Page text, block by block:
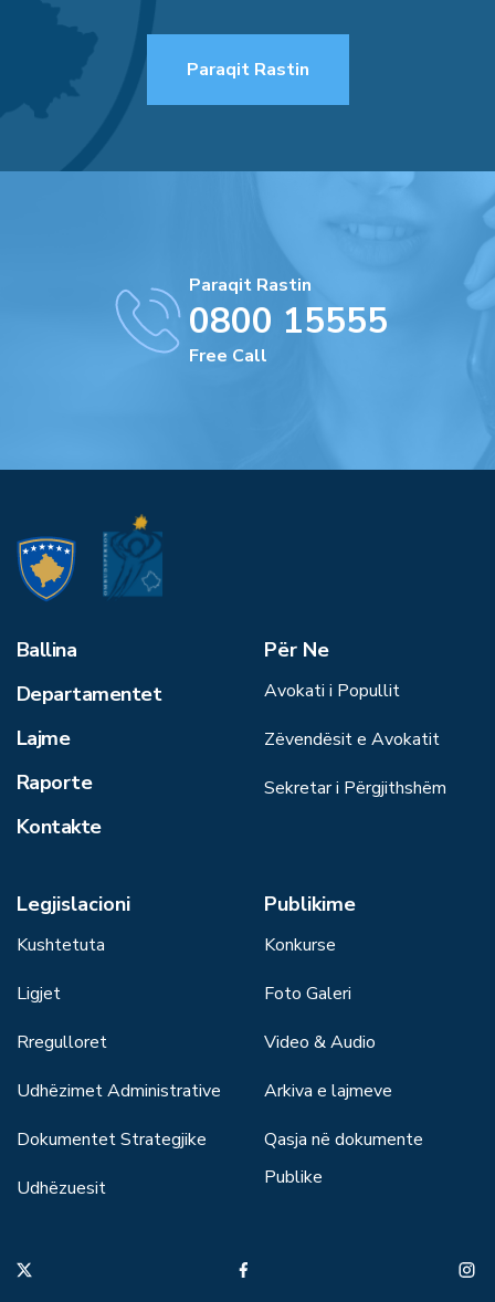
Paraqit Rastin
Paraqit Rastin
0800 15555
Free Call
Ballina
Departamentet
Lajme
Raporte
Kontakte
Për Ne
Avokati i Popullit
Zëvendësit e Avokatit
Sekretar i Përgjithshëm
Legjislacioni
Kushtetuta
Ligjet
Rregulloret
Udhëzimet Administrative
Dokumentet Strategjike
Udhëzuesit
Publikime
Konkurse
Foto Galeri
Video & Audio
Arkiva e lajmeve
Qasja në dokumente
Publike